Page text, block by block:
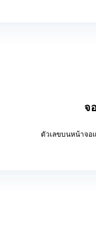
จ
ตัวเลขบนหน้าจอ